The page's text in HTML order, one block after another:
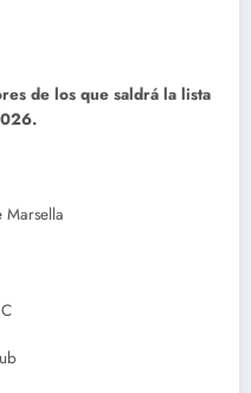
de los que saldrá la lista
Marsella